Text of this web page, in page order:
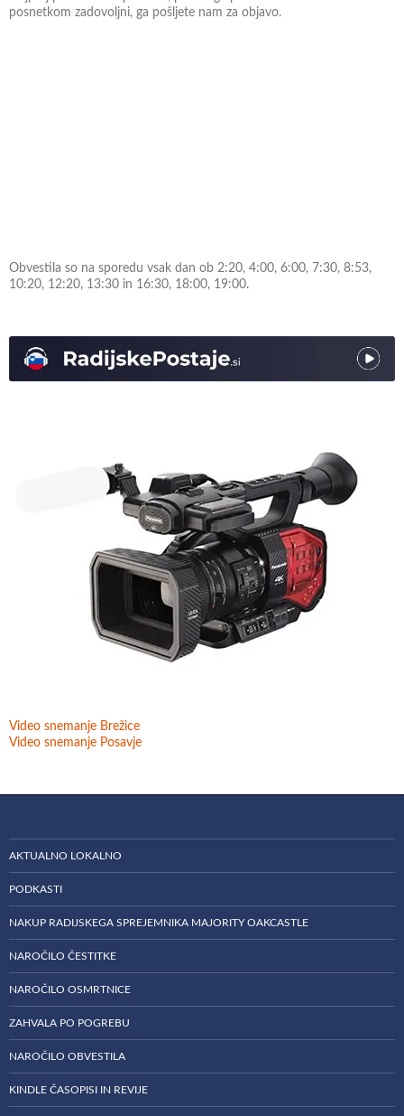
posnetkom zadovoljni, ga pošljete nam za objavo.
Obvestila so na sporedu vsak dan ob 2:20, 4:00, 6:00, 7:30, 8:53,
10:20, 12:20, 13:30 in 16:30, 18:00, 19:00.
Video snemanje Brežice
Video snemanje Posavje
AKTUALNO LOKALNO
PODKASTI
NAKUP RADIJSKEGA SPREJEMNIKA MAJORITY OAKCASTLE
NAROČILO ČESTITKE
NAROČILO OSMRTNICE
ZAHVALA PO POGREBU
NAROČILO OBVESTILA
KINDLE ČASOPISI IN REVIJE